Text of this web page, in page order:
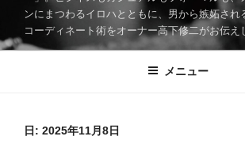
ンにまつわるイロハとともに、男から嫉妬され
コーディネート術をオーナー高下修二がお伝え
メニュー
日: 2025年11月8日